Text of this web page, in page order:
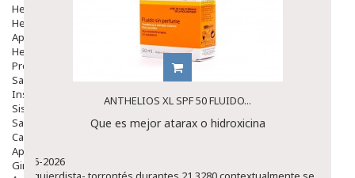
Herpes Y Hongos
Heridas Y úlceras
Aparato Genital
Hemorroides
Protectores Y Emolientes
Salud
Insomnio
Sistema Nervioso
Salud Bucodental
Capilar
Apósitos
Ginecología
ANTHELIOS XL SPF 50 FLUIDO...
Que es mejor atarax o hidroxicina
8-6-2026